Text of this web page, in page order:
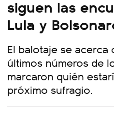
siguen las
Lula y
El balotaje se acerca
últimos números de
marcaron quién
próximo sufragio.